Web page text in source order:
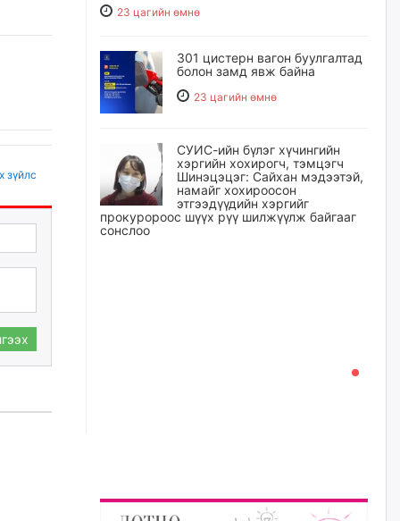
зүйлс
23 цагийн өмнө
301 цистерн вагон буулгалтад
болон замд явж байна
23 цагийн өмнө
СУИС-ийн бүлэг хүчингийн
хэргийн хохирогч, тэмцэгч
Шинэцэцэг: Сайхан мэдээтэй,
намайг хохироосон
этгээдүүдийн хэргийг
прокуророос шүүх рүү шилжүүлж байгааг
сонслоо